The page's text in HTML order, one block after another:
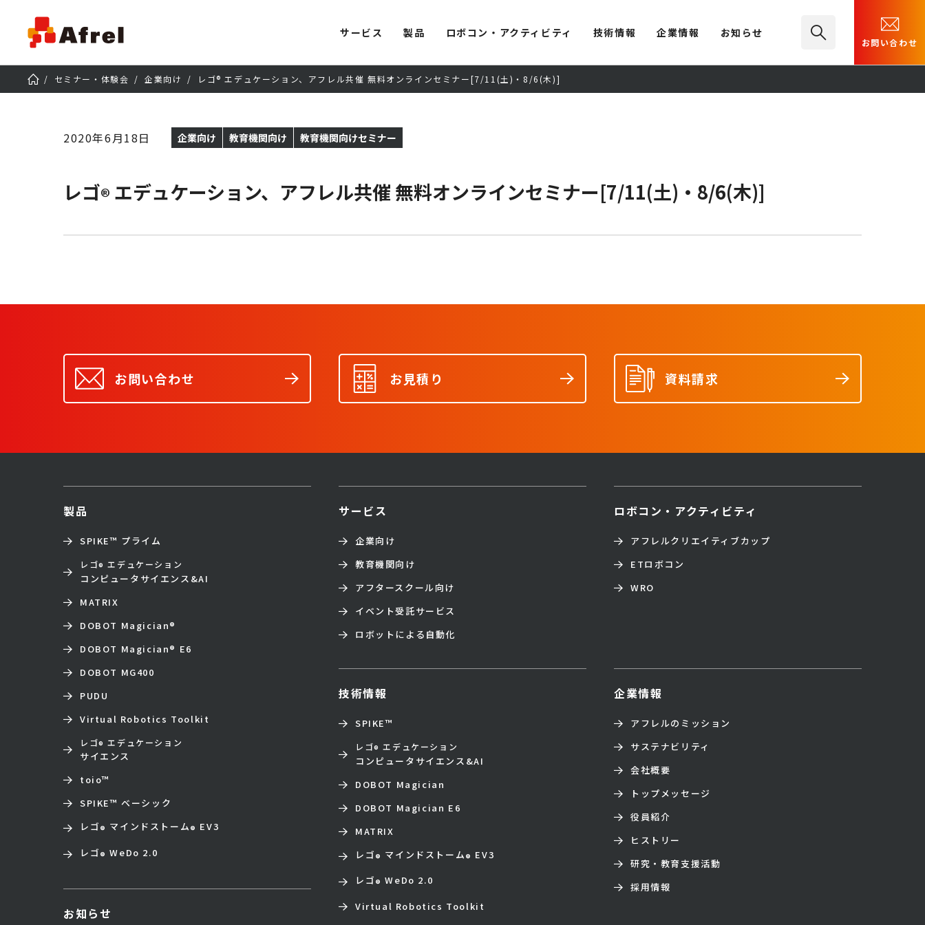
サービス 製品 ロボコン・アクティビティ 技術情報 企業情報 お知らせ
お問い合わせ
セミナー・体験会 企業向け レゴ® エデュケーション、アフレル共催 無料オンラインセミナー[7/11(土)・8/6(木)]
2020年6月18日 企業向け 教育機関向け 教育機関向けセミナー
レゴ® エデュケーション、アフレル共催 無料オンラインセミナー[7/11(土)・8/6(木)]
お問い合わせ お見積り 資料請求
サービス
企業向け
教育機関向け
アフタースクール向け
イベント受託サービス
ロボットによる自動化
製品
SPIKE™ プライム
レゴ® エデュケーション
コンピュータサイエンス&AI
MATRIX
DOBOT Magician®
DOBOT Magician® E6
DOBOT MG400
PUDU
Virtual Robotics Toolkit
レゴ® エデュケーション
サイエンス
toio™
SPIKE™ ベーシック
レゴ® マインドストーム® EV3
レゴ® WeDo 2.0
ロボコン・アクティビティ
アフレルクリエイティブカップ
ETロボコン
WRO
技術情報
SPIKE™
レゴ® エデュケーション
コンピュータサイエンス&AI
DOBOT Magician
DOBOT Magician E6
MATRIX
レゴ® マインドストーム® EV3
レゴ® WeDo 2.0
Virtual Robotics Toolkit
企業情報
アフレルのミッション
サステナビリティ
会社概要
トップメッセージ
役員紹介
ヒストリー
研究・教育支援活動
採用情報
お知らせ